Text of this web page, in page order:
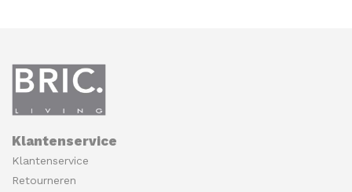
Klantenservice
Klantenservice
Retourneren